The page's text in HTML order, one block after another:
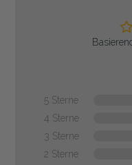
5 Sterne
4 Sterne
3 Sterne
2 Sterne